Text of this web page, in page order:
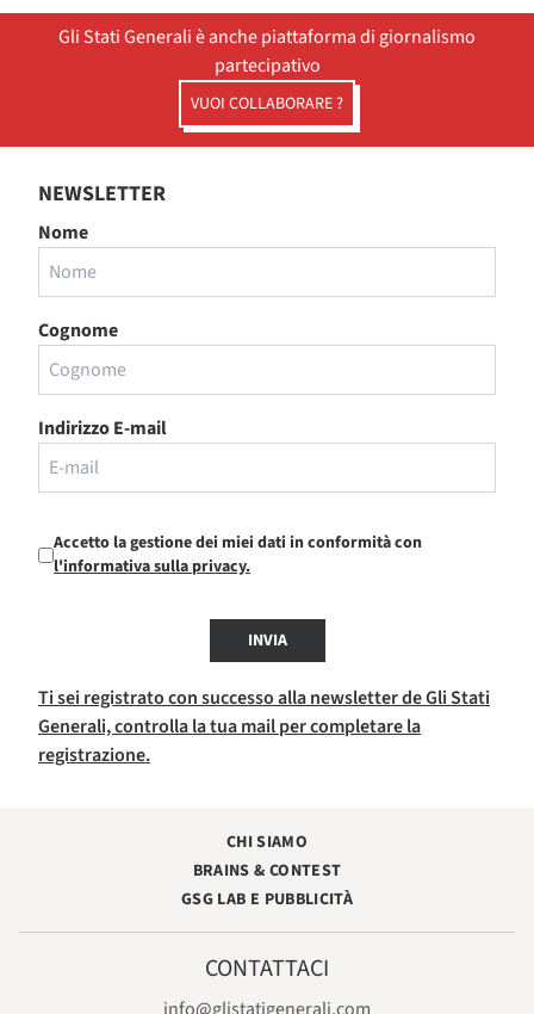
Gli Stati Generali è anche piattaforma di giornalismo
partecipativo
VUOI COLLABORARE ?
NEWSLETTER
Nome
Cognome
Indirizzo E-mail
Accetto la gestione dei miei dati in conformità con
l'informativa sulla privacy.
INVIA
Ti sei registrato con successo alla newsletter de Gli Stati
Generali, controlla la tua mail per completare la
registrazione.
CHI SIAMO
BRAINS & CONTEST
GSG LAB E PUBBLICITÀ
CONTATTACI